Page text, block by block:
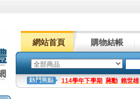
網站首頁 購物結帳
114學年下學期 蔣勳 賴世雄